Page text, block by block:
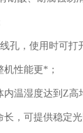
上下的
测试引线
性能更*；
温湿度达到Z高
，可提供稳定光